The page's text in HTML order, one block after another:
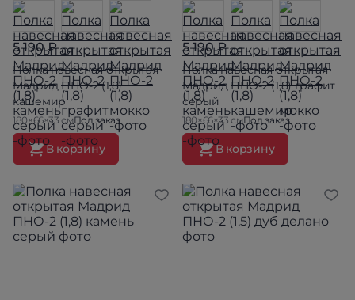
5 190 ₽
Полка навесная открытая
Мадрид ПНО-2 (1,8)
кашемир
180×66×33 смПод заказ
В корзину
5 190 ₽
Полка навесная открытая
Мадрид ПНО-2 (1,8) графит
серый
180×66×33 смПод заказ
В корзину